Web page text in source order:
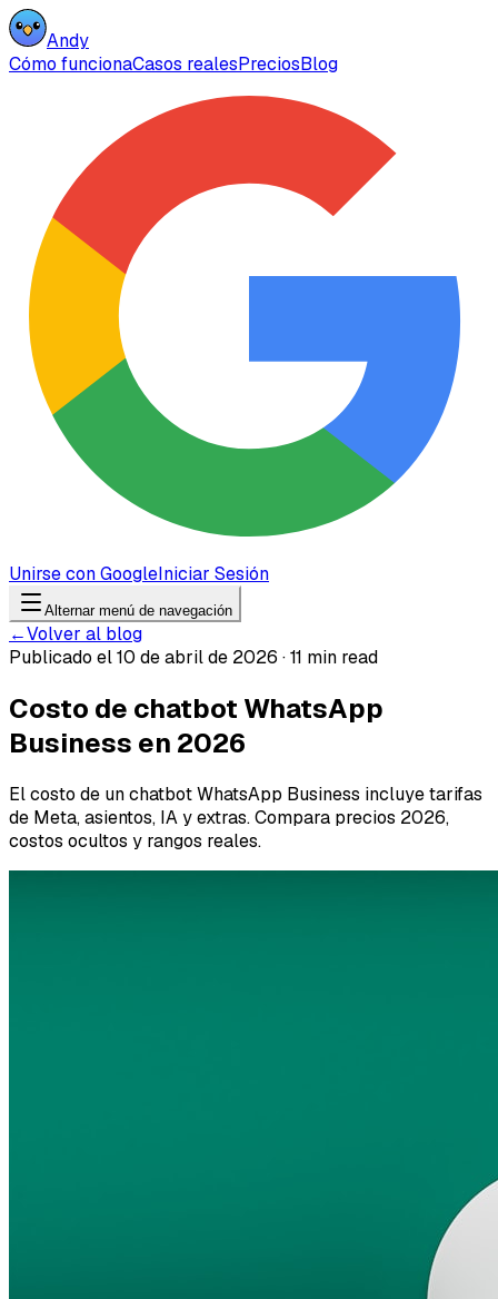
Andy
Cómo funcionaCasos realesPreciosBlog
Unirse con GoogleIniciar Sesión
Alternar menú de navegación
←Volver al blog
Publicado el 10 de abril de 2026 · 11 min read
Costo de chatbot WhatsApp
Business en 2026
El costo de un chatbot WhatsApp Business incluye tarifas
de Meta, asientos, IA y extras. Compara precios 2026,
costos ocultos y rangos reales.